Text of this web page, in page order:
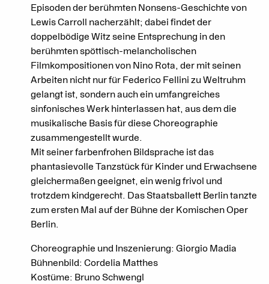
Episoden der berühmten Nonsens-Geschichte von
Lewis Carroll nacherzählt; dabei findet der
doppelbödige Witz seine Entsprechung in den
berühmten spöttisch-melancholischen
Filmkompositionen von Nino Rota, der mit seinen
Arbeiten nicht nur für Federico Fellini zu Weltruhm
gelangt ist, sondern auch ein umfangreiches
sinfonisches Werk hinterlassen hat, aus dem die
musikalische Basis für diese Choreographie
zusammengestellt wurde.
Mit seiner farbenfrohen Bildsprache ist das
phantasievolle Tanzstück für Kinder und Erwachsene
gleichermaßen geeignet, ein wenig frivol und
trotzdem kindgerecht. Das Staatsballett Berlin tanzte
zum ersten Mal auf der Bühne der Komischen Oper
Berlin.
Choreographie und Inszenierung: Giorgio Madia
Bühnenbild: Cordelia Matthes
Kostüme: Bruno Schwengl